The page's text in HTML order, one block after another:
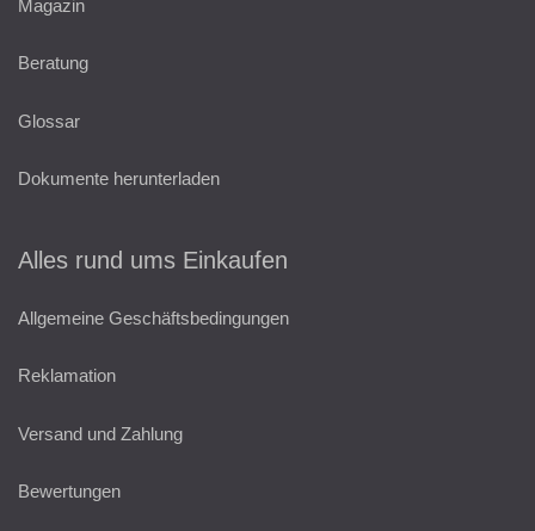
Magazin
Beratung
Glossar
Dokumente herunterladen
Alles rund ums Einkaufen
Allgemeine Geschäftsbedingungen
Reklamation
Versand und Zahlung
Bewertungen